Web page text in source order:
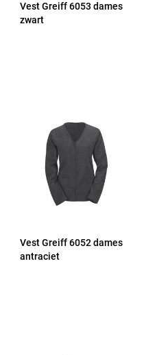
Vest Greiff 6053 dames
zwart
Vest Greiff 6052 dames
antraciet